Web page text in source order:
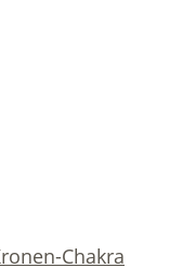
Chakra